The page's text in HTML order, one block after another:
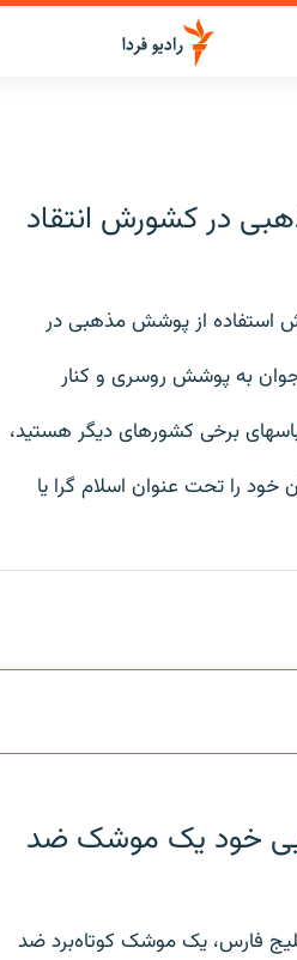
در کشورش انتقاد
استفاده از پوشش مذهبی در
به پوشش روسری و کنار
برخی کشورهای دیگر هستید،
خود را تحت عنوان اسلام گرا یا
خود یک موشک ضد
فارس، یک موشک کوتاه‌برد ضد